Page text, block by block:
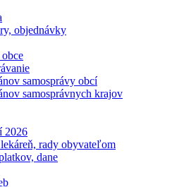
objednávky
samosprávy obcí
samosprávnych krajov
2026
rady obyvateľom
dane